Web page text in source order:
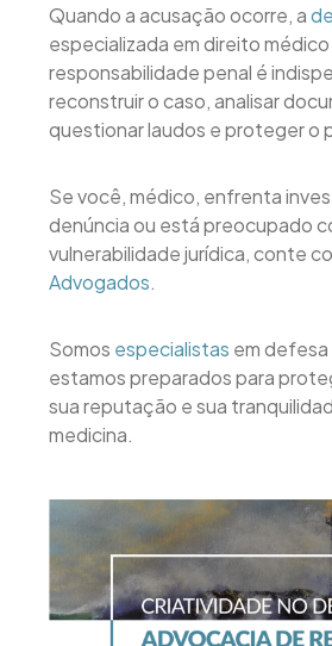
Quando a acusação ocorre, a
especializada em direito médico
responsabilidade penal é
reconstruir o caso, analisar
questionar laudos e proteger o
Se você, médico, enfrenta
denúncia ou está preocupado
vulnerabilidade jurídica, conte
Advogados.
Somos especialistas em defesa
estamos preparados para
sua reputação e sua
medicina.